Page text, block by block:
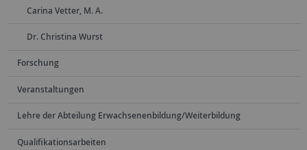
Carina Vetter, M. A.
Dr. Christina Wurst
Forschung
Veranstaltungen
Lehre der Abteilung Erwachsenenbildung/Weiterbildung
Qualifikationsarbeiten